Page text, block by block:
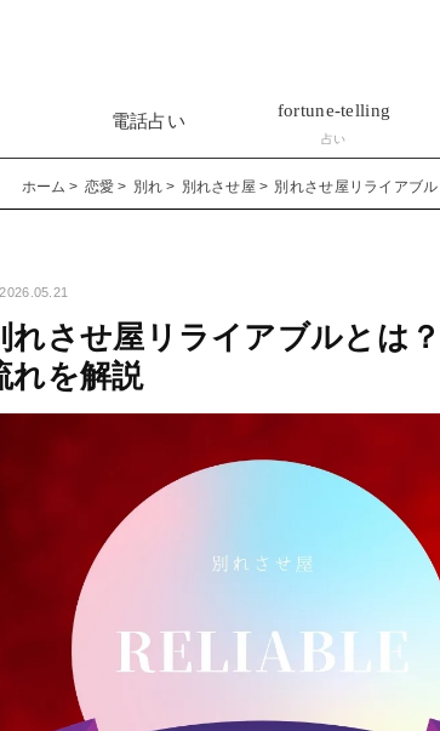
電話占い
fortune-telling
占い
ホーム 恋愛 別れ 別れさせ屋 別れさせ屋リライアブ
2026.05.21
れさせ屋リライアブルとは
れを解説